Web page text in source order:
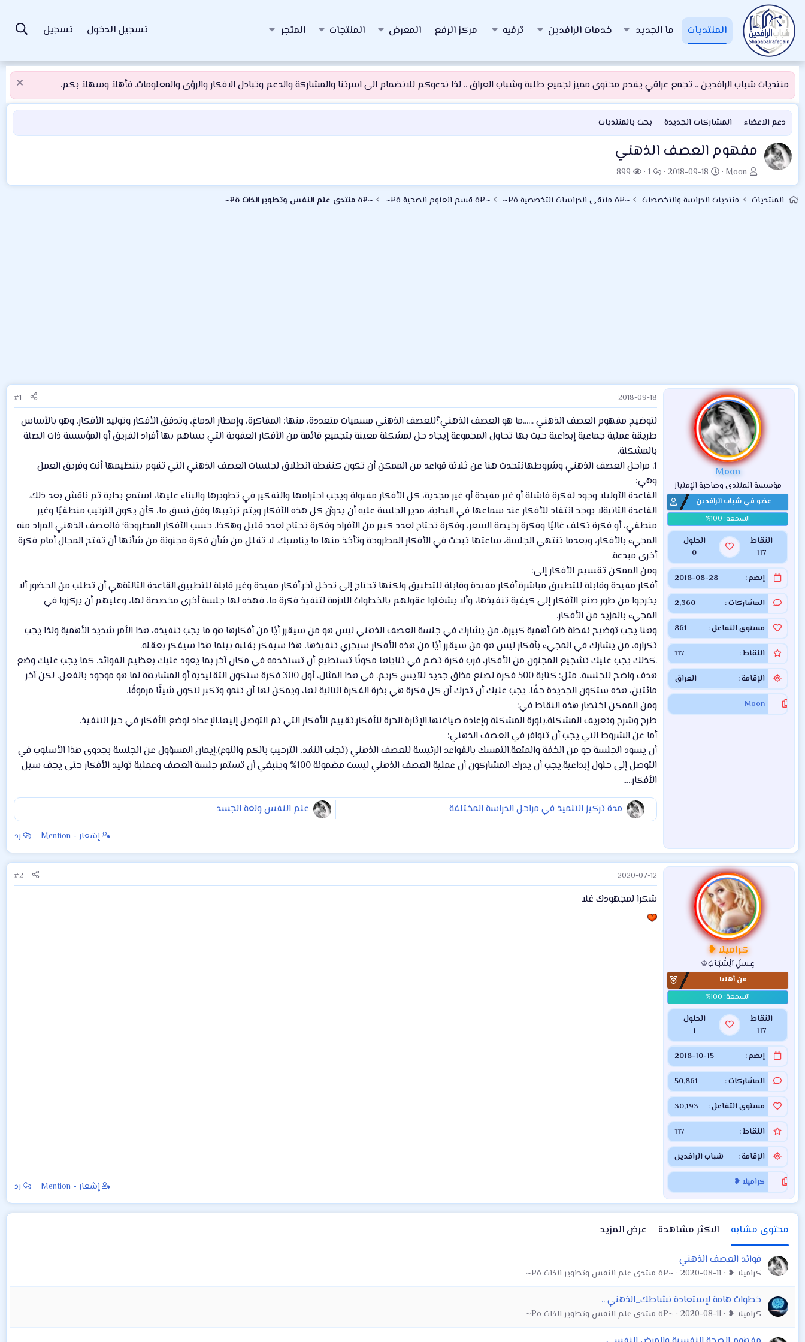
المنتديات ما الجديد خدمات الرافدين ترفيه مركز الرفع المعرض المنتجات المتجر تسجيل الدخول تسجيل
منتديات شباب الرافدين .. تجمع عراقي يقدم محتوى مميز لجميع طلبة وشباب العراق .. لذا ندعوكم للانضمام الى اسرتنا والمشاركة والدعم وتبادل الافكار والرؤى والمعلومات. فأهلاَ وسهلاَ بكم.
دعم الاعضاء المشاركات الجديدة بحث بالمنتديات
مفهوم العصف الذهني
ب
ا
د
Moon
ت
ا
ر
2018-09-18
ا
ل
ر
1
ا
ل
م
899
المنتديات منتديات الدراسة والتخصصات ~¤ô ملتقى الدراسات التخصصية ô¤~ ~¤ô قسم العلوم الصحية ô¤~ ~¤ô منتدى علم النفس وتطوير الذات ô¤~
Moon
مؤسسة المنتدى وصاحبة الإمتياز
عضو في شباب الرافدين
النقاط
117
الحلول
0
إنضم 2018-08-28
المشاركات 2,360
مستوى التفاعل 861
النقاط 117
الإقامة العراق
Moon
2018-09-18
#1
لتوضيح مفهوم العصف الذهني ......ما هو العصف الذهني؟للعصف الذهني مسميات متعددة، منها: المفاكرة، وإمطار الدماغ، وتدفق الأفكار وتوليد الأفكار. وهو بالأساس
طريقة عملية جماعية إبداعية حيث بها تحاول المجموعة إيجاد حل لمشكلة معينة بتجميع قائمة من الأفكار العفوية التي يساهم بها أفراد الفريق أو المؤسسة ذات الصلة
بالمشكلة.
1. مراحل العصف الذهني وشروطهانتحدث هنا عن ثلاثة قواعد من الممكن أن تكون كنقطة انطلاق لجلسات العصف الذهني التي تقوم بتنظيمها أنت وفريق العمل
وهي:
القاعدة الأولىلا وجود لفكرة فاشلة أو غير مفيدة أو غير مجدية، كل الأفكار مقبولة ويجب احترامها والتفكير في تطويرها والبناء عليها، استمع بداية ثم ناقش بعد ذلك.
القاعدة الثانيةلا يوجد انتقاد للأفكار عند سماعها في البداية، مدير الجلسة عليه أن يدوِّن كل هذه الأفكار ويتم ترتيبها وفق نسق ما، كأن يكون الترتيب منطقيًا وغير
منطقي، أو فكرة تكلف غاليًا وفكرة رخيصة السعر، وفكرة تحتاج لعدد كبير من الأفراد وفكرة تحتاج لعدد قليل وهكذا. حسب الأفكار المطروحة؛ فالعصف الذهني المراد منه
المجيء بالأفكار، وبعدما تنتهي الجلسة، ساعتها تبحث في الأفكار المطروحة وتأخذ منها ما يناسبك. لا تقلل من شأن فكرة مجنونة من شأنها أن تفتح المجال أمام فكرة
أخرى مبدعة.
ومن الممكن تقسيم الأفكار إلى:
أفكار مفيدة وقابلة للتطبيق مباشرة.أفكار مفيدة وقابلة للتطبيق ولكنها تحتاج إلى تدخل آخر.أفكار مفيدة وغير قابلة للتطبيق.القاعدة الثالثةهي أن تطلب من الحضور ألا
يخرجوا من طور صنع الأفكار إلى كيفية تنفيذها، وألا يشغلوا عقولهم بالخطوات اللازمة لتنفيذ فكرة ما، فهذه لها جلسة أخرى مخصصة لها، وعليهم أن يركزوا في
المجيء بالمزيد من الأفكار.
وهنا يجب توضيح نقطة ذات أهمية كبيرة، من يشارك في جلسة العصف الذهني ليس هو من سيقرر أيًا من أفكارها هو ما يجب تنفيذه، هذا الأمر شديد الأهمية ولذا يجب
تكراره، من يشارك في المجيء بأفكار ليس هو من سيقرر أيًا من هذه الأفكار سيجري تنفيذها، هذا سيفكر بقلبه بينما هذا سيفكر بعقله.
.كذلك يجب عليك تشجيع المجنون من الأفكار، فرب فكرة تضم في ثناياها مكونًا تستطيع أن تستخدمه في مكان آخر بما يعود عليك بعظيم الفوائد. كما يجب عليك وضع
هدف واضح للجلسة، مثل: كتابة 500 فكرة لصنع مذاق جديد للآيس كريم. في هذا المثال، أول 300 فكرة ستكون التقليدية أو المشابهة لما هو موجود بالفعل، لكن آخر
مائتين، هذه ستكون الجديدة حقًا. يجب عليك أن تدرك أن كل فكرة هي بذرة الفكرة التالية لها، ويمكن لها أن تنمو وتكبر لتكون شيئًا مرموقًا.
ومن الممكن اختصار هذه النقاط في:
طرح وشرح وتعريف المشكلة.بلورة المشكلة وإعادة صياغتها.الإثارة الحرة للأفكار.تقييم الأفكار التي تم التوصل إليها.الإعداد لوضع الأفكار في حيز التنفيذ.
أما عن الشروط التي يجب أن تتوافر في العصف الذهني:
أن يسود الجلسة جو من الخفة والمتعة.التمسك بالقواعد الرئيسة للعصف الذهني (تجنب النقد، الترحيب بالكم والنوع).إيمان المسؤول عن الجلسة بجدوى هذا الأسلوب في
التوصل إلى حلول إبداعية.يجب أن يدرك المشاركون أن عملية العصف الذهني ليست مضمونة 100% وينبغي أن تستمر جلسة العصف وعملية توليد الأفكار حتى يجف سيل
الأفكار.....
مدة تركيز التلميذ في مراحل الدراسة المختلفة
علم النفس ولغة الجسد
إشعار - Mention رد
كراميلا ❥
عٍـسلُِ آلُِشُبَـآبَ♔
من أهلنا
النقاط
117
الحلول
1
إنضم 2018-10-15
المشاركات 50,861
مستوى التفاعل 30,193
النقاط 117
الإقامة شباب الرافدين
كراميلا ❥
2020-07-12
#2
شكرا لمجهودك غلا
إشعار - Mention رد
محتوى مشابه الاكثر مشاهدة
عرض المزيد
فوائد العصف الذهني
كراميلا ❥ 2020-08-11 ~¤ô منتدى علم النفس وتطوير الذات ô¤~
خطوات هامة لإستعادة نشاطك_الذهني ..
كراميلا ❥ 2020-08-11 ~¤ô منتدى علم النفس وتطوير الذات ô¤~